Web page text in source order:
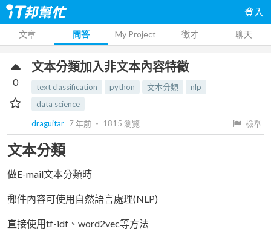
登入
文章 問答 My Project 徵才 聊天
文本分類加入非文本內容特徵
text classification python 文本分類
nlp
data science
draguitar 7 年前 ‧ 1815 瀏覽 檢舉
0
文本分類
做E-mail文本分類時
郵件內容可使用自然語言處理(NLP)
直接使用tf-idf、word2vec等方法